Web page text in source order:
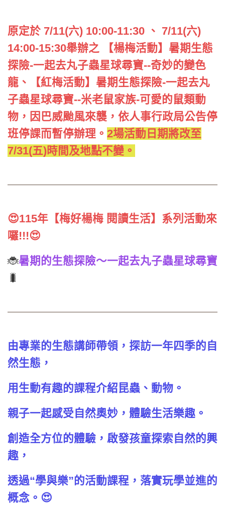
原定於 7/11(六) 10:00-11:30 、 7/11(六)
14:00-15:30舉辦之 【楊梅活動】暑期生態
探險-一起去丸子蟲星球尋寶--奇妙的變色
龍、【紅梅活動】暑期生態探險-一起去丸
子蟲星球尋寶--米老鼠家族-可愛的鼠類動
物，因巴威颱風來襲，依人事行政局公告停
班停課而暫停辦理。 2場活動日期將改至
7/31(五)時間及地點不變。
😍115年【梅好楊梅 閱讀生活】系列活動來
囉!!!😍
🐞暑期的生態探險～一起去丸子蟲星球尋寶
🐛
由專業的生態講師帶領，探訪一年四季的自
然生態，
用生動有趣的課程介紹昆蟲、動物。
親子一起感受自然奧妙，體驗生活樂趣。
創造全方位的體驗，啟發孩童探索自然的興
趣，
透過“學與樂”的活動課程，落實玩學並進的
概念。😍